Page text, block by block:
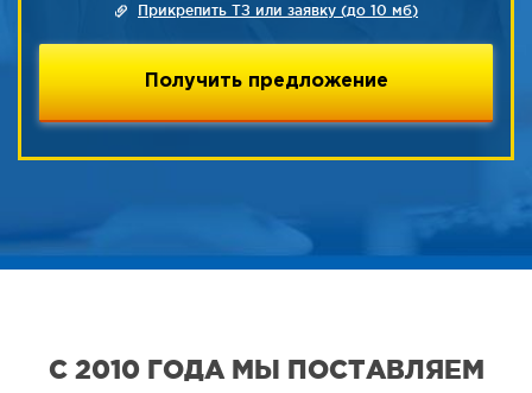
Прикрепить ТЗ или заявку (до 10 мб)
С 2010 ГОДА МЫ ПОСТАВЛЯЕМ